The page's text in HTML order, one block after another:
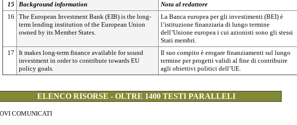
15
Background information
Nota al redattore
16
The European Investment Bank (EIB) is the long-
term lending institution of the European Union
owned by its Member States.
La Banca europea per gli investimenti (BEI) è
l’istituzione finanziaria di lungo termine
dell’Unione europea i cui azionisti sono gli stessi
Stati membri.
17
It makes long-term finance available for sound
investment in order to contribute towards EU
policy goals.
Il suo compito è erogare finanziamenti sul lungo
termine per progetti validi al fine di contribuire
agli obiettivi politici dell’UE.
ELENCO RISORSE - OLTRE 1400 TESTI PARALLELI
COMUNICATI